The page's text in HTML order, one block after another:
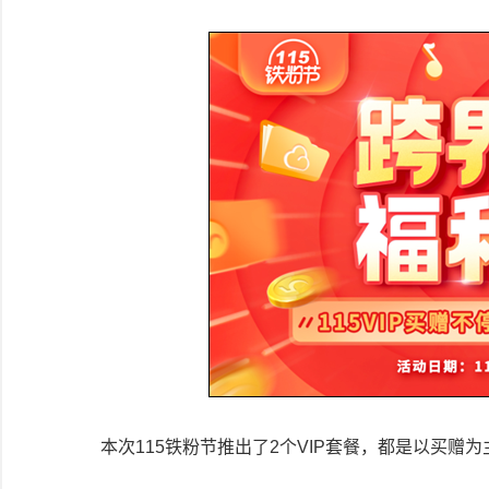
本次115铁粉节推出了2个VIP套餐，都是以买赠为